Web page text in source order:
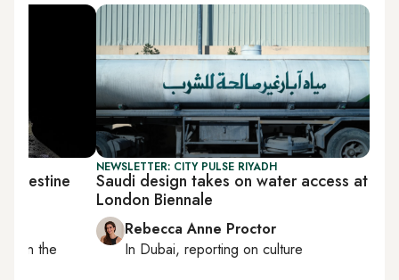
NEWSLETTER: CITY PULSE RIYADH
Saudi design takes on water access at
London Biennale
Rebecca Anne Proctor
In Dubai, reporting on culture
on the